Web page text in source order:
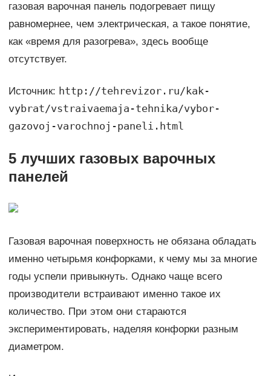
газовая варочная панель подогревает пищу
равномернее, чем электрическая, а такое понятие,
как «время для разогрева», здесь вообще
отсутствует.
Источник: http://tehrevizor.ru/kak-
vybrat/vstraivaemaja-tehnika/vybor-
gazovoj-varochnoj-paneli.html
5 лучших газовых варочных
панелей
Газовая варочная поверхность не обязана обладать
именно четырьмя конфорками, к чему мы за многие
годы успели привыкнуть. Однако чаще всего
производители встраивают именно такое их
количество. При этом они стараются
экспериментировать, наделяя конфорки разным
диаметром.